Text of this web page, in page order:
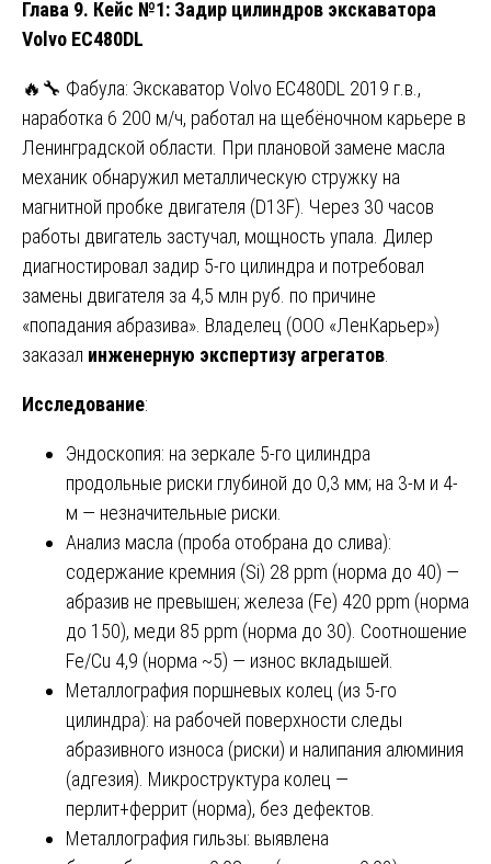
Глава 9. Кейс №1: Задир цилиндров экскаватора
Volvo EC480DL
🔥🔧 Фабула: Экскаватор Volvo EC480DL 2019 г.в.,
наработка 6 200 м/ч, работал на щебёночном карьере в
Ленинградской области. При плановой замене масла
механик обнаружил металлическую стружку на
магнитной пробке двигателя (D13F). Через 30 часов
работы двигатель застучал, мощность упала. Дилер
диагностировал задир 5-го цилиндра и потребовал
замены двигателя за 4,5 млн руб. по причине
«попадания абразива». Владелец (ООО «ЛенКарьер»)
заказал инженерную экспертизу агрегатов
Исследование:
Эндоскопия: на зеркале 5-го цилиндра
продольные риски глубиной до 0,3 мм; на 3-м и 4-
м — незначительные риски.
Анализ масла (проба отобрана до слива):
содержание кремния (Si) 28 ppm (норма до 40) —
абразив не превышен; железа (Fe) 420 ppm (норма
до 150), меди 85 ppm (норма до 30). Соотношение
Fe/Cu 4,9 (норма ~5) — износ вкладышей.
Металлография поршневых колец (из 5-го
цилиндра): на рабочей поверхности следы
абразивного износа (риски) и налипания алюминия
(адгезия). Микроструктура колец —
перлит+феррит (норма), без дефектов.
Металлография гильзы: выявлена